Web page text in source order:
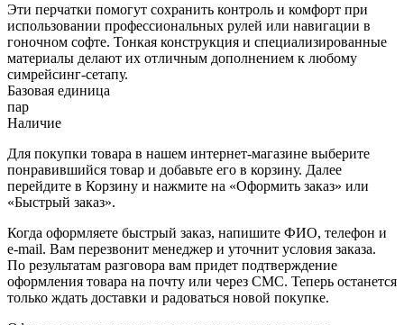
Эти перчатки помогут сохранить контроль и комфорт при
использовании профессиональных рулей или навигации в
гоночном софте. Тонкая конструкция и специализированные
материалы делают их отличным дополнением к любому
симрейсинг-сетапу.
Базовая единица
пар
Наличие
Для покупки товара в нашем интернет-магазине выберите
понравившийся товар и добавьте его в корзину. Далее
перейдите в Корзину и нажмите на «Оформить заказ» или
«Быстрый заказ».
Когда оформляете быстрый заказ, напишите ФИО, телефон и
e-mail. Вам перезвонит менеджер и уточнит условия заказа.
По результатам разговора вам придет подтверждение
оформления товара на почту или через СМС. Теперь останется
только ждать доставки и радоваться новой покупке.